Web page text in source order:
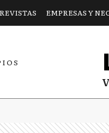
EMPRESAS Y